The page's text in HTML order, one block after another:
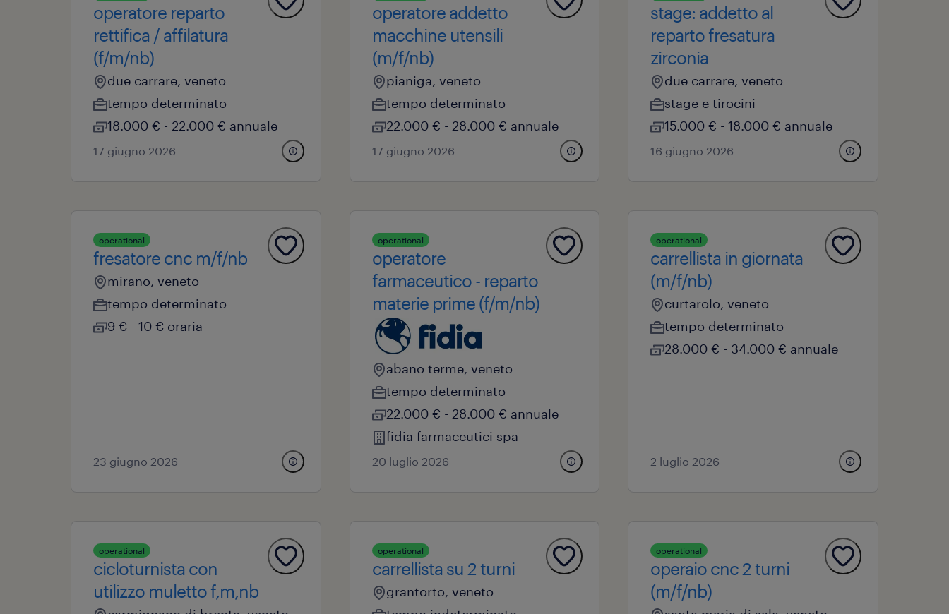
operatore reparto
rettifica / affilatura
(f/m/nb)
due carrare, veneto
tempo determinato
18.000 € - 22.000 € annuale
17 giugno 2026
operatore addetto
macchine utensili
(m/f/nb)
pianiga, veneto
tempo determinato
22.000 € - 28.000 € annuale
17 giugno 2026
stage: addetto al
reparto fresatura
zirconia
due carrare, veneto
stage e tirocini
15.000 € - 18.000 € annuale
16 giugno 2026
operational
fresatore cnc m/f/nb
mirano, veneto
tempo determinato
9 € - 10 € oraria
23 giugno 2026
operational
operatore
farmaceutico - reparto
materie prime (f/m/nb)
abano terme, veneto
tempo determinato
22.000 € - 28.000 € annuale
fidia farmaceutici spa
20 luglio 2026
operational
carrellista in giornata
(m/f/nb)
curtarolo, veneto
tempo determinato
28.000 € - 34.000 € annuale
2 luglio 2026
operational
cicloturnista con
utilizzo muletto f,m,nb
operational
carrellista su 2 turni
grantorto, veneto
operational
operaio cnc 2 turni
(m/f/nb)